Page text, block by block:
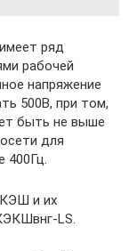
ряд
рабочей
напряжение
500В, при том,
быть не выше
для
и их
LS.